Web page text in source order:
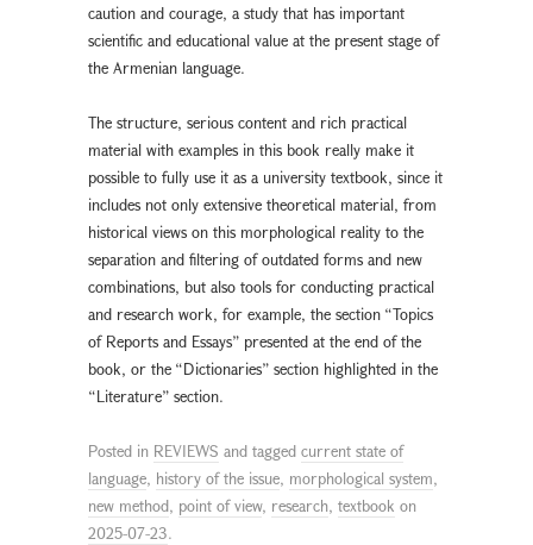
caution and courage, a study that has important
scientific and educational value at the present stage of
the Armenian language.
The structure, serious content and rich practical
material with examples in this book really make it
possible to fully use it as a university textbook, since it
includes not only extensive theoretical material, from
historical views on this morphological reality to the
separation and filtering of outdated forms and new
combinations, but also tools for conducting practical
and research work, for example, the section “Topics
of Reports and Essays” presented at the end of the
book, or the “Dictionaries” section highlighted in the
“Literature” section.
Posted in REVIEWS and tagged current state of
language, history of the issue, morphological system,
new method, point of view, research, textbook on
2025-07-23.